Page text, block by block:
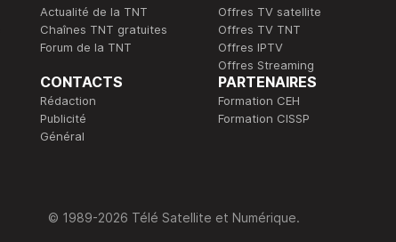
Actualité de la TNT
Chaînes TNT gratuites
Forum de la TNT
Offres TV satellite
Offres TV TNT
Offres IPTV
Offres Streaming
CONTACTS
Rédaction
Publicité
Général
PARTENAIRES
Formation CEH
Formation CISSP
© 1989-2026 Télé Satellite et Numérique.